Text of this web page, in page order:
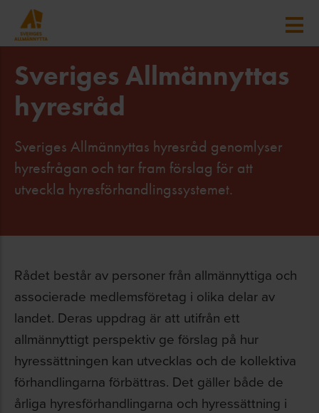
Sveriges Allmännyttas
hyresråd
Sveriges Allmännyttas hyresråd genomlyser
hyresfrågan och tar fram förslag för att
utveckla hyresförhandlingssystemet.
Rådet består av personer från allmännyttiga och
associerade medlemsföretag i olika delar av
landet. Deras uppdrag är att utifrån ett
allmännyttigt perspektiv ge förslag på hur
hyressättningen kan utvecklas och de kollektiva
förhandlingarna förbättras. Det gäller både de
årliga hyresförhandlingarna och hyressättning i